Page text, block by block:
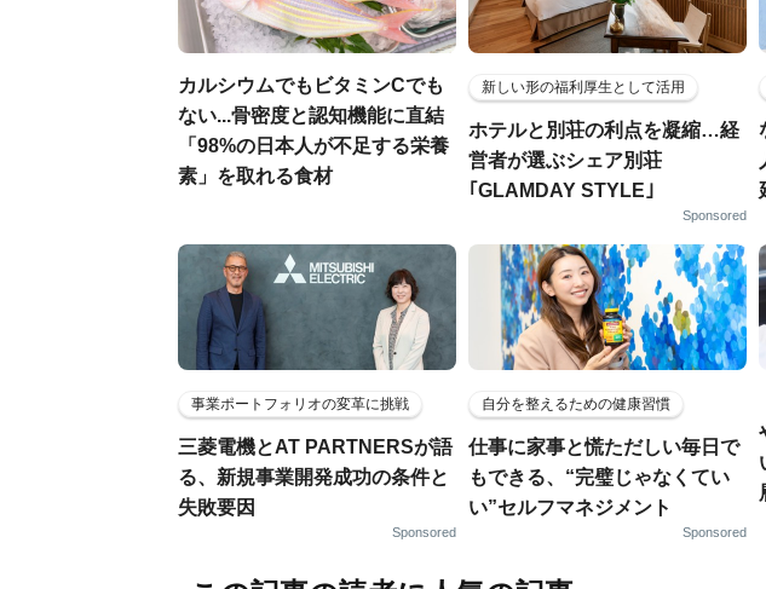
カルシウムでもビタミンCでも
ない...骨密度と認知機能に直結
「98%の日本人が不足する栄養
素」を取れる食材
新しい形の福利厚生として活用
ホテルと別荘の利点を凝縮…経
営者が選ぶシェア別荘
｢GLAMDAY STYLE｣
Sponsored
事業ポートフォリオの変革に挑戦
三菱電機とAT PARTNERSが語
る、新規事業開発成功の条件と
失敗要因
Sponsored
自分を整えるための健康習慣
仕事に家事と慌ただしい毎日で
もできる、“完璧じゃなくてい
い”セルフマネジメント
Sponsored